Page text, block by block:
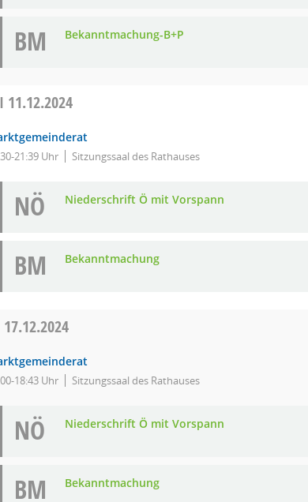
BM Bekanntmachung-B+P
11.12.2024
21:39 Uhr Sitzungssaal des Rathauses
NÖ Niederschrift Ö mit Vorspann
BM Bekanntmachung
17.12.2024
18:43 Uhr Sitzungssaal des Rathauses
NÖ Niederschrift Ö mit Vorspann
BM Bekanntmachung